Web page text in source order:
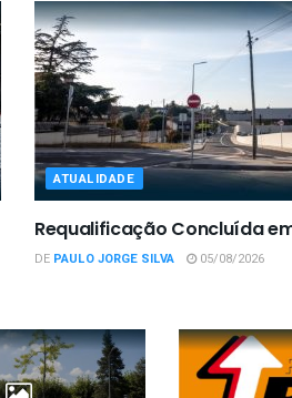
ATUALIDADE
Requalificação Concluída
DE PAULO JORGE SILVA 05/08/2026